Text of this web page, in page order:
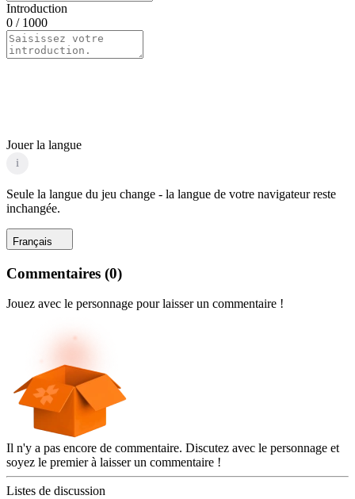
Introduction
0 / 1000
Jouer la langue
i
Seule la langue du jeu change - la langue de votre navigateur reste
inchangée.
Français
Commentaires (0)
Jouez avec le personnage pour laisser un commentaire !
Il n'y a pas encore de commentaire. Discutez avec le personnage et
soyez le premier à laisser un commentaire !
Listes de discussion